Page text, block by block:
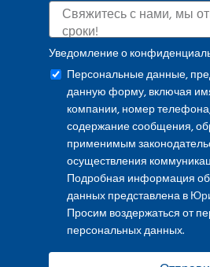
Уведомление о
Персональные данные,
данную форму, включая
компании, номер
содержание сообщения,
применимым
осуществления
Подробная информация
данных представлена в
Просим воздержаться от
персональных данных.